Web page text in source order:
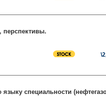
перспективы.
специальности